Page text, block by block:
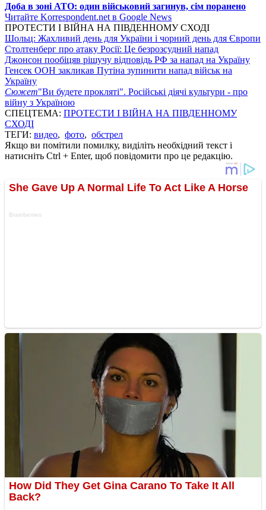
Доба в зоні АТО: один військовий загинув, сім поранено
Читайте Korrespondent.net в Google News
ПРОТЕСТИ І ВІЙНА НА ПІВДЕННОМУ СХОДІ
Шольц: Жахливий день для України і чорний день для Європи
Столтенберг про атаку Росії: Це безрозсудний напад
Джонсон пообіцяв рішучу відповідь РФ за напад на Україну
Генсек ООН закликав Путіна зупинити напад військ на
Україну
Сюжет"Ви будете прокляті". Російські діячі культури - про
війну з Україною
СПЕЦТЕМА: ПРОТЕСТИ І ВІЙНА НА ПІВДЕННОМУ
СХОДІ
ТЕГИ: видео, фото, обстрел
Якщо ви помітили помилку, виділіть необхідний текст і
натисніть Ctrl + Enter, щоб повідомити про це редакцію.